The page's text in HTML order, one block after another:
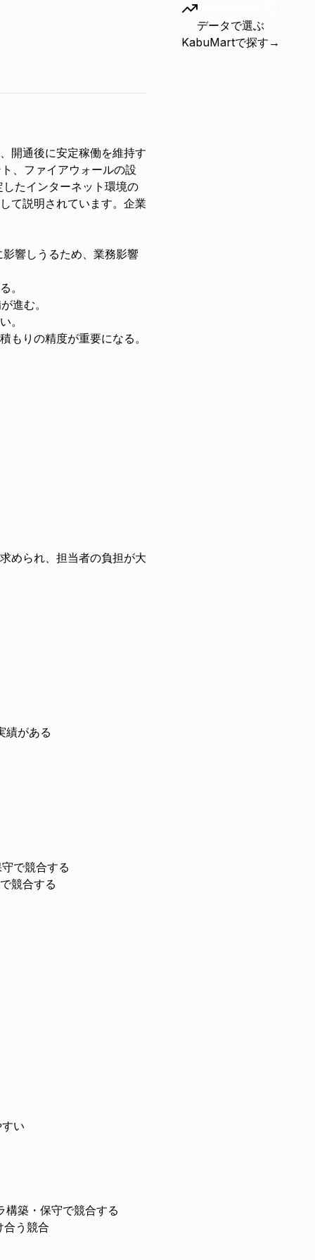
開通後に安定稼働を維持す
、ファイアウォールの設
たインターネット環境の
て説明されています。企業
響しうるため、業務影響
。
進む。
。
もりの精度が重要になる。
められ、担当者の負担が大
績がある
で競合する
競合する
い
構築・保守で競合する
合う競合
データで選ぶ
KabuMartで探す →